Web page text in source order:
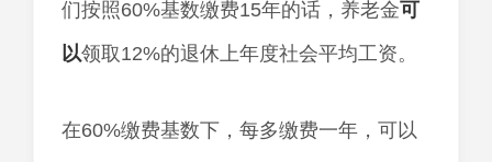
们按照60%基数缴费15年的话，养老金可
以领取12%的退休上年度社会平均工资。
在60%缴费基数下，每多缴费一年，可以